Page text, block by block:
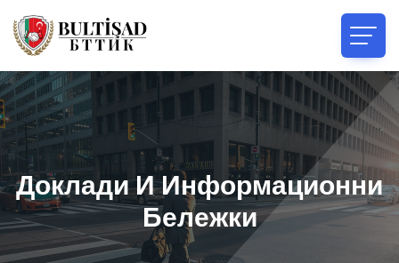
Доклади И Информационни
Бележки